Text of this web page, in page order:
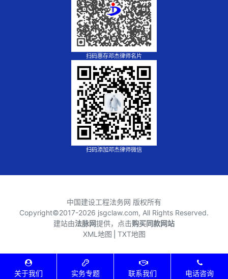
扫码惠存邓杰律师名片
扫码添加邓杰律师微信
中国建设工程法务网 版权所有
Copyright©2017-2026 jsgclaw.com, All Rights Reserved.
建站由法脉网提供，点击购买同款网站
XML地图 TXT地图
关于我们 实务专题 联系我们 电话咨询